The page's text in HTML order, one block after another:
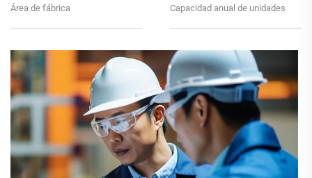
Área de fábrica Capacidad anual de unidades